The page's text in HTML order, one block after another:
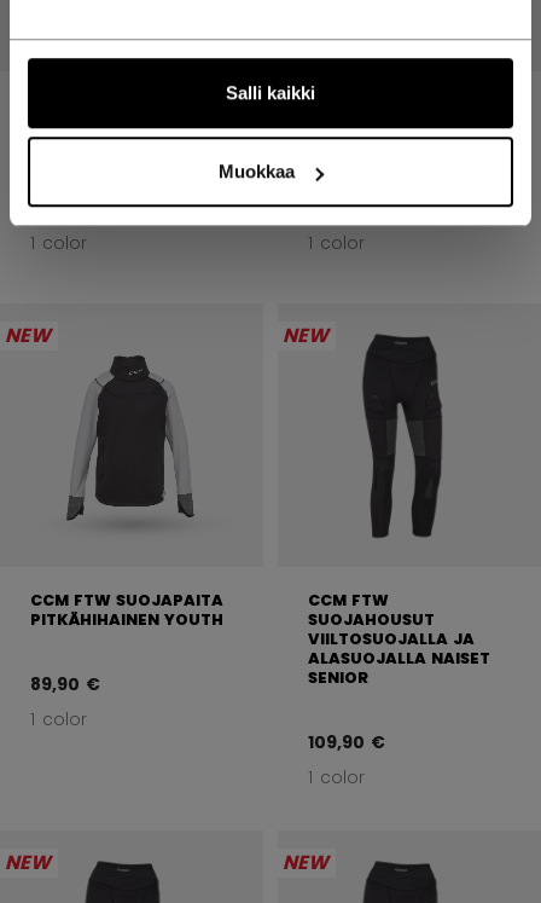
Salli kaikki
Muokkaa
PITKÄHIHAINEN NAISET
SENIOR
109,90 €
1 color
CCM FTW SUOJAPAITA
PITKÄHIHAINEN NAISET
JUNIOR
99,90 €
1 color
NEW
CCM FTW SUOJAPAITA
PITKÄHIHAINEN YOUTH
89,90 €
1 color
NEW
CCM FTW
SUOJAHOUSUT
VIILTOSUOJALLA JA
ALASUOJALLA NAISET
SENIOR
109,90 €
1 color
NEW NEW